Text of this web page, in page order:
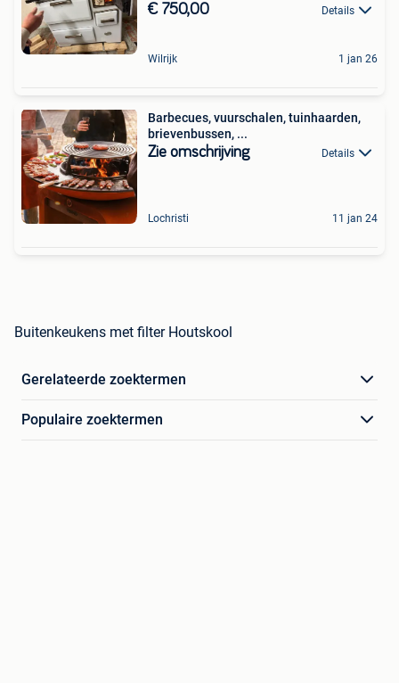
€ 750,00 Details
Wilrijk 1 jan 26
Barbecues, vuurschalen, tuinhaarden,
brievenbussen, ...
Zie omschrijving Details
Lochristi 11 jan 24
Buitenkeukens met filter Houtskool
Gerelateerde zoektermen
Populaire zoektermen